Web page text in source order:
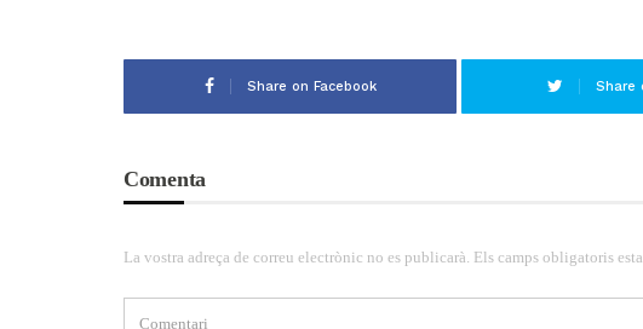
Share on Facebook Share
Comenta
La vostra adreça de correu electrònic no es publicarà. Els camps obligatoris